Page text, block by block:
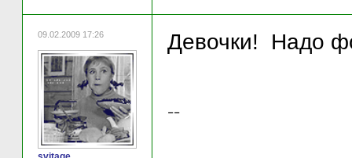
09.02.2009 17:26 Девочки! Надо
--